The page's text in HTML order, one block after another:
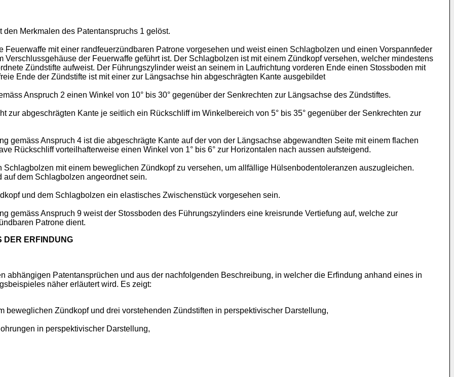
Merkmalen des Patentanspruchs 1 gelöst.
mit einer randfeuerzündbaren Patrone vorgesehen und weist einen Schlagbolzen und einen Vorspannfeder
der Feuerwaffe geführt ist. Der Schlagbolzen ist mit einem Zündkopf versehen, welcher mindestens
Zündstifte aufweist. Der Führungszylinder weist an seinem in Laufrichtung vorderen Ende einen Stossboden mit
Ende der Zündstifte ist mit einer zur Längsachse hin abgeschrägten Kante ausgebildet
Anspruch 2 einen Winkel von 10° bis 30° gegenüber der Senkrechten zur Längsachse des Zündstiftes.
zur abgeschrägten Kante je seitlich ein Rückschliff im Winkelbereich von 5° bis 35° gegenüber der Senkrechten zur
gemäss Anspruch 4 ist die abgeschrägte Kante auf der von der Längsachse abgewandten Seite mit einem flachen
Rückschliff vorteilhafterweise einen Winkel von 1° bis 6° zur Horizontalen nach aussen aufsteigend.
mit einem beweglichen Zündkopf zu versehen, um allfällige Hülsenbodentoleranzen auszugleichen.
dem Schlagbolzen angeordnet sein.
und dem Schlagbolzen ein elastisches Zwischenstück vorgesehen sein.
gemäss Anspruch 9 weist der Stossboden des Führungszylinders eine kreisrunde Vertiefung auf, welche zur
Patrone dient.
DER ERFINDUNG
abhängigen Patentansprüchen und aus der nachfolgenden Beschreibung, in welcher die Erfindung anhand eines in
näher erläutert wird. Es zeigt:
beweglichen Zündkopf und drei vorstehenden Zündstiften in perspektivischer Darstellung,
in perspektivischer Darstellung,